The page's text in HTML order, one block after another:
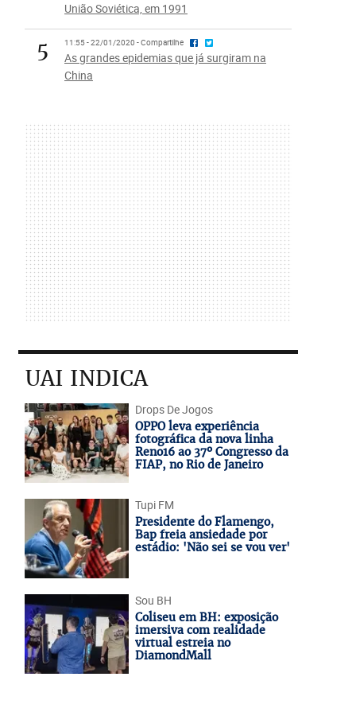
União Soviética, em 1991
5 11:55 - 22/01/2020 - Compartilhe
As grandes epidemias que já surgiram na
China
UAI INDICA
Drops De Jogos
OPPO leva experiência
fotográfica da nova linha
Reno16 ao 37º Congresso da
FIAP, no Rio de Janeiro
Tupi FM
Presidente do Flamengo,
Bap freia ansiedade por
estádio: 'Não sei se vou ver'
Sou BH
Coliseu em BH: exposição
imersiva com realidade
virtual estreia no
DiamondMall